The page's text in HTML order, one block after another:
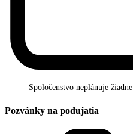
Spoločenstvo neplánuje žiadne
Pozvánky na podujatia